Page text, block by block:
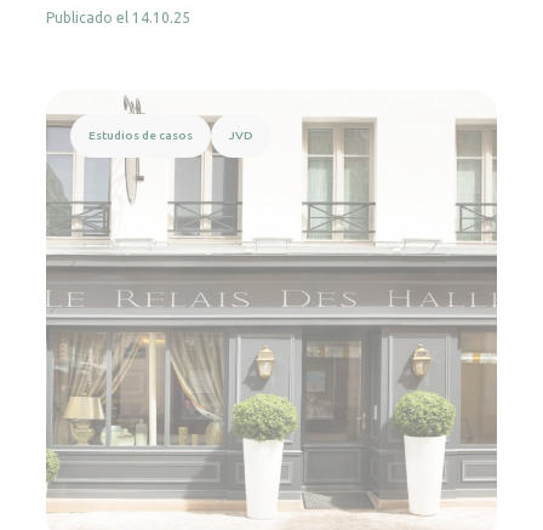
Publicado el 14.10.25
Estudios de casos JVD